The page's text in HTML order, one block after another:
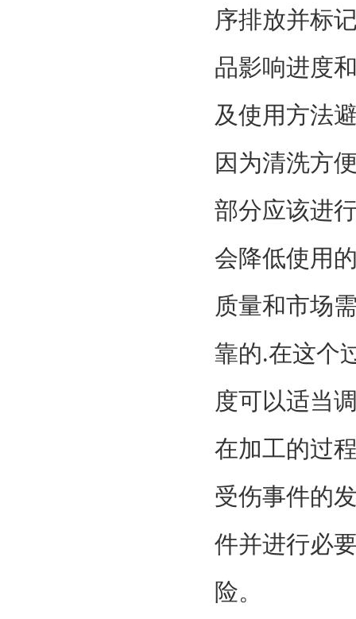
序排放并标
品影响进度
及使用方法
因为清洗方
部分应该进
会降低使用
质量和市场
靠的.在这个
度可以适当
在加工的过
受伤事件的
件并进行必
险。